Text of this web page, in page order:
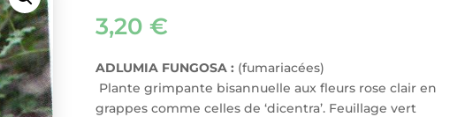
3,20 €
ADLUMIA FUNGOSA : (fumariacées)
Plante grimpante bisannuelle aux fleurs rose clair en
grappes comme celles de ‘dicentra’. Feuillage vert